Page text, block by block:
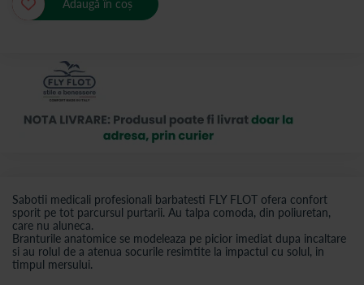
Sabotii medicali profesionali barbatesti FLY FLOT ofera confort
sporit pe tot parcursul purtarii. Au talpa comoda, din poliuretan,
care nu aluneca.
Branturile anatomice se modeleaza pe picior imediat dupa incaltare
si au rolul de a atenua socurile resimtite la impactul cu solul, in
timpul mersului.
Adaugă în coș